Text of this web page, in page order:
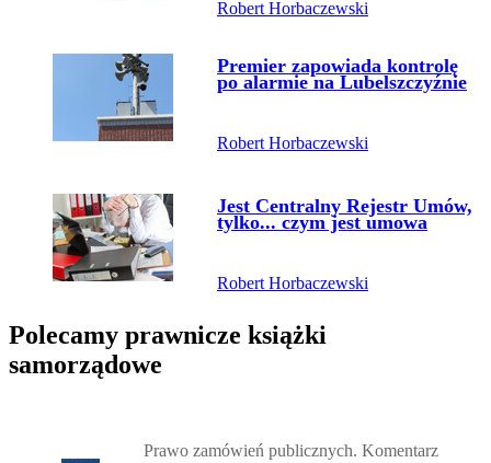
Robert Horbaczewski
Przejdź do artykułu:
Premier zapowiada kontrolę
po alarmie na Lubelszczyźnie
Robert Horbaczewski
Przejdź do artykułu:
Jest Centralny Rejestr Umów,
tylko... czym jest umowa
Robert Horbaczewski
Polecamy prawnicze książki
samorządowe
Prawo zamówień publicznych. Komentarz